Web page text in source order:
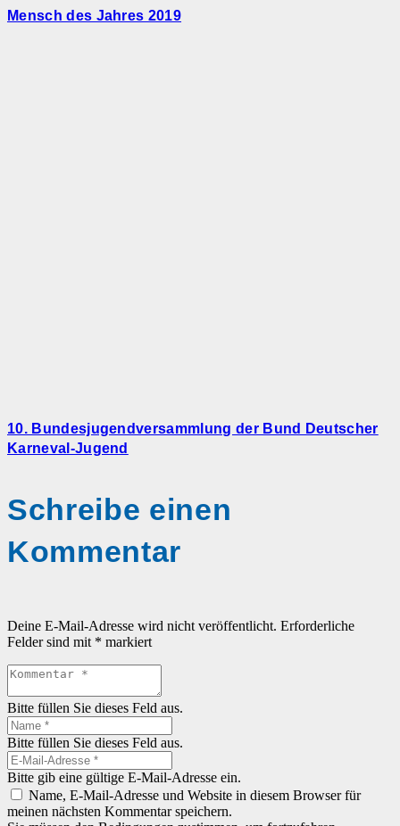
Mensch des Jahres 2019
10. Bundesjugendversammlung der Bund Deutscher
Karneval-Jugend
Schreibe einen
Kommentar
Deine E-Mail-Adresse wird nicht veröffentlicht. Erforderliche
Felder sind mit * markiert
Bitte füllen Sie dieses Feld aus.
Bitte füllen Sie dieses Feld aus.
Bitte gib eine gültige E-Mail-Adresse ein.
Name, E-Mail-Adresse und Website in diesem Browser für
meinen nächsten Kommentar speichern.